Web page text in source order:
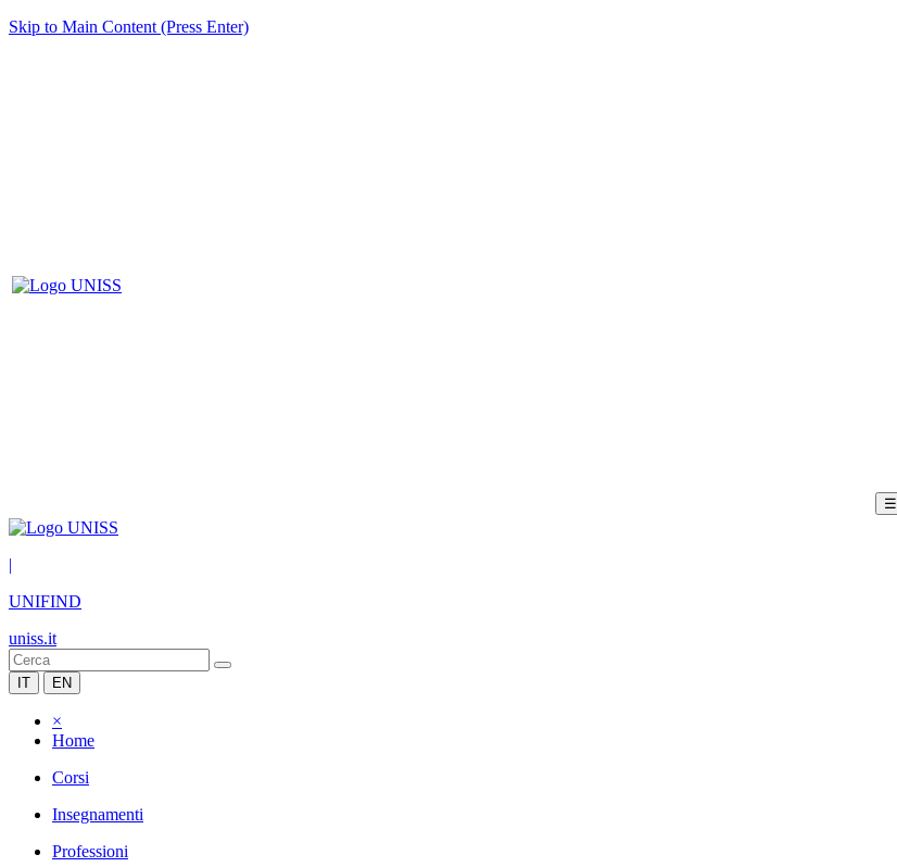
Skip to Main Content (Press Enter)
☰
|
UNIFIND
uniss.it
IT EN
×
Home
Corsi
Insegnamenti
Professioni